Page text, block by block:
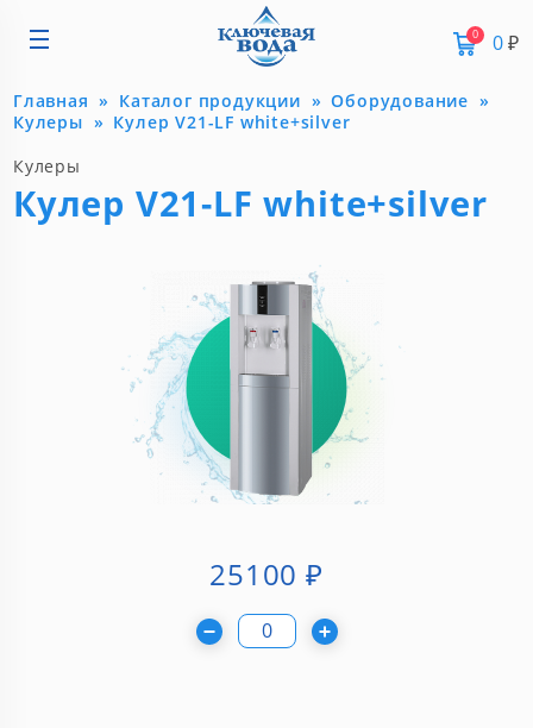
0 0₽
Главная Каталог продукции
Оборудование
Кулеры
Кулер V21-LF white+silver
Кулеры
Кулер V21-LF white+silver
25100 ₽